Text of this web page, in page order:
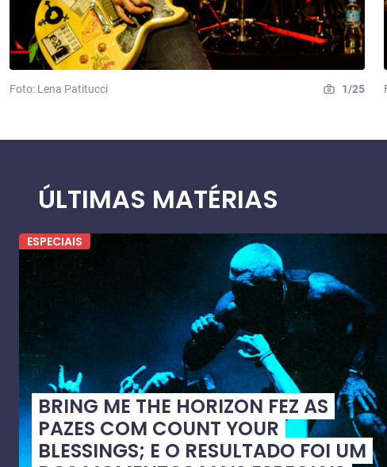
Foto: Lena Patitucci 1/25
ÚLTIMAS MATÉRIAS
ESPECIAIS
BRING ME THE HORIZON FEZ AS
PAZES COM COUNT YOUR
BLESSINGS; E O RESULTADO FOI UM